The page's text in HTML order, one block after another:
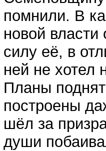
помнили. В
новой власти
силу её, в
ней не хотел
Планы
построены
шёл за
души